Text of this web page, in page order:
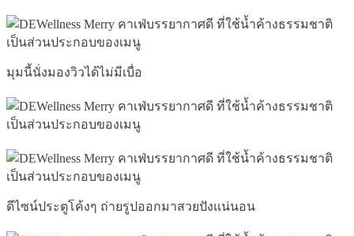
มุมนี้นั่งมองวิวได้ไม่มีเบื่อ
ดีไซน์ประตูโค้งๆ ถ่ายรูปออกมาสวยปังแน่นอน